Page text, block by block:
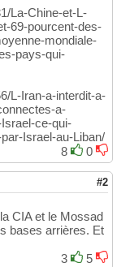
La-Chine-et-L-
69-pourcent-des-
mondiale-
pays-qui-
L-Iran-a-interdit-a-
a-
ce-qui-
Israel-au-Liban/
8
0
#2
CIA et le Mossad
bases arrières. Et
3
5